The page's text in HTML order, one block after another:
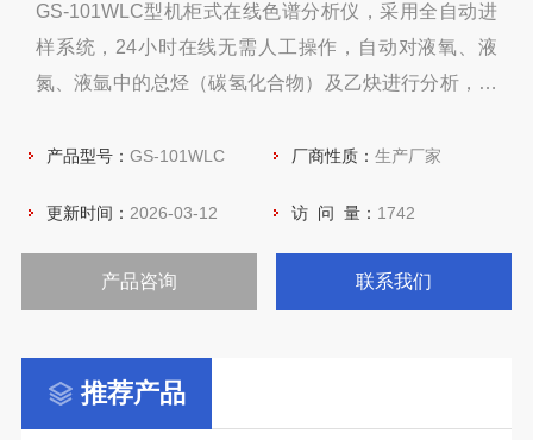
GS-101WLC型机柜式在线色谱分析仪，采用全自动进
样系统，24小时在线无需人工操作，自动对液氧、液
氮、液氩中的总烃（碳氢化合物）及乙炔进行分析，并
度及总烃浓度传输给DCS系统进行实时监控。
产品型号： GS-101WLC 厂商性质： 生产厂家
更新时间： 2026-03-12 访 问 量： 1742
产品咨询 联系我们
推荐产品